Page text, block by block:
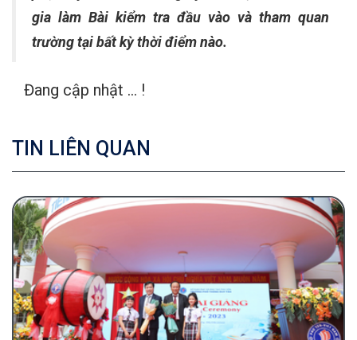
gia làm Bài kiểm tra đầu vào và tham quan
trường tại bất kỳ thời điểm nào.
Đang cập nhật ... !
TIN LIÊN QUAN